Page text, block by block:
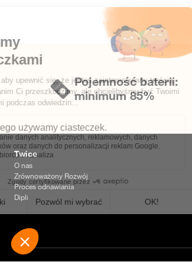
Pojemność baterii:
minimum 85%
Twice
O nas
Zrównoważony Rozwój
Proces odnawiania
Dipli